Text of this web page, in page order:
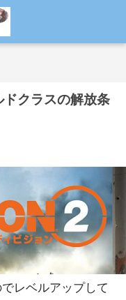
ドクラスの解放条
レベルアップして